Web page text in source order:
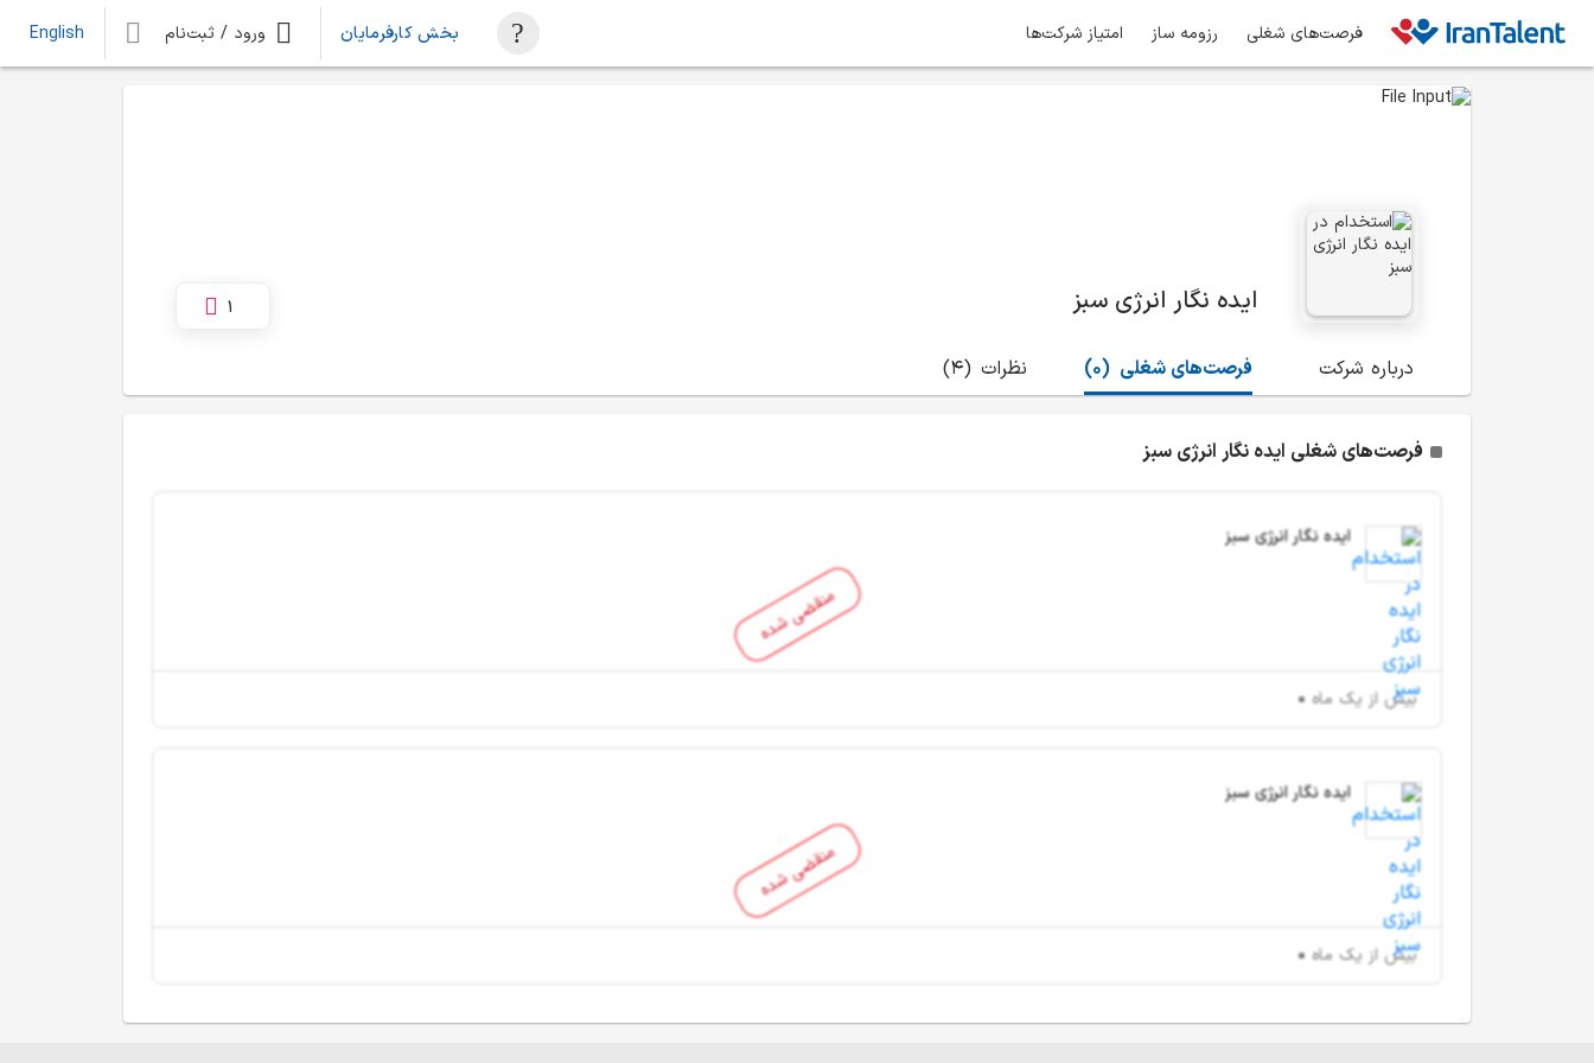
فرصت‌های شغلی رزومه ساز امتیاز شرکت‌ها بخش کارفرمایان ورود / ثبت‌نام English
ایده نگار انرژی سبز 1
درباره شرکت (0) فرصت‌های شغلی (4) نظرات
فرصت‌های شغلی ایده نگار انرژی سبز
منقضی شده
ایده نگار انرژی سبز
بیش از یک ماه
منقضی شده
ایده نگار انرژی سبز
بیش از یک ماه